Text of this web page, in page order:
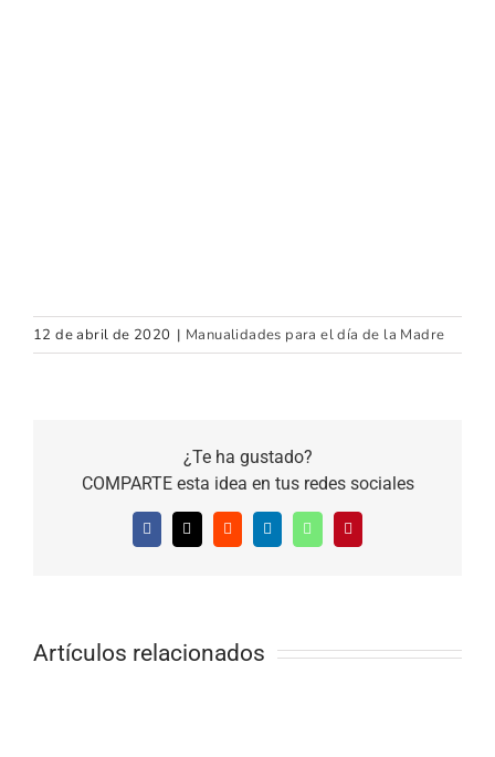
12 de abril de 2020 | Manualidades para el día de la Madre
¿Te ha gustado?
COMPARTE esta idea en tus redes sociales
Facebook
X RedditLinkedInWhatsAppPinterest
Artículos relacionados